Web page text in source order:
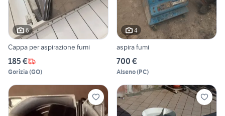
6
Cappa per aspirazione fumi
185 €
Gorizia (GO)
4
aspira fumi
700 €
Alseno(PC)